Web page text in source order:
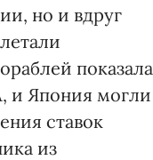
но и вдруг
показала
и Япония могли
ставок
из